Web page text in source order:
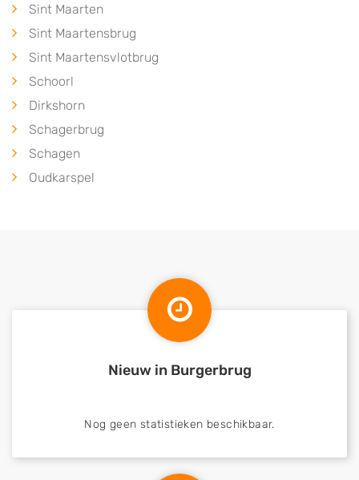
Sint Maarten
Sint Maartensbrug
Sint Maartensvlotbrug
Schoorl
Dirkshorn
Schagerbrug
Schagen
Oudkarspel
Nieuw in Burgerbrug
Nog geen statistieken beschikbaar.